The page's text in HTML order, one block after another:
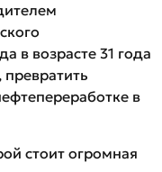
в возрасте 31 года
превратить
в
стоит огромная